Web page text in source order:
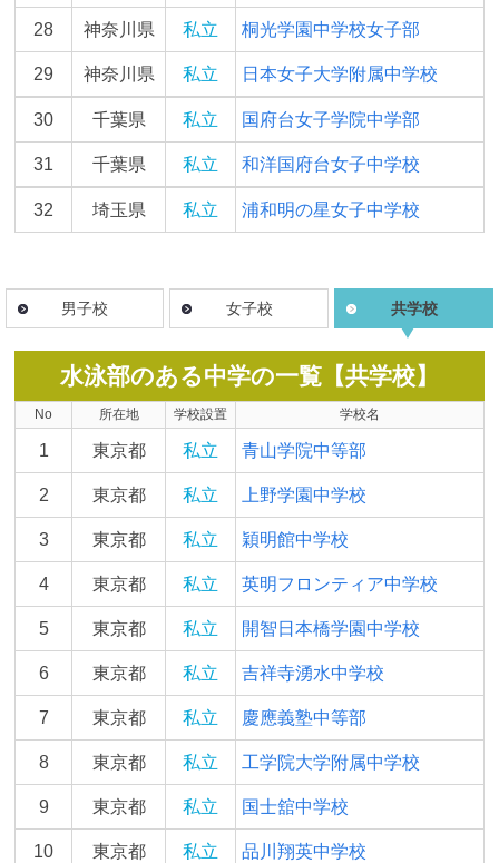
28 神奈川県 私立 桐光学園中学校女子部
29 神奈川県 私立 日本女子大学附属中学校
30 千葉県 私立 国府台女子学院中学部
31 千葉県 私立 和洋国府台女子中学校
32 埼玉県 私立 浦和明の星女子中学校
男子校 女子校 共学校
水泳部のある中学の一覧【共学校】
No 所在地 学校設置 学校名
1 東京都 私立 青山学院中等部
2 東京都 私立 上野学園中学校
3 東京都 私立 穎明館中学校
4 東京都 私立 英明フロンティア中学校
5 東京都 私立 開智日本橋学園中学校
6 東京都 私立 吉祥寺湧水中学校
7 東京都 私立 慶應義塾中等部
8 東京都 私立 工学院大学附属中学校
9 東京都 私立 国士舘中学校
10 東京都 私立 品川翔英中学校